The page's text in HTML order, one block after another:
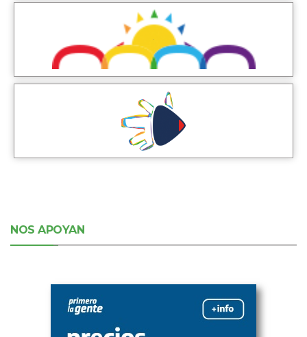
NOS APOYAN